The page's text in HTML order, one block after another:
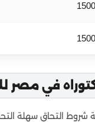
1500
1500
في مصر
شروط التحاق سهلة